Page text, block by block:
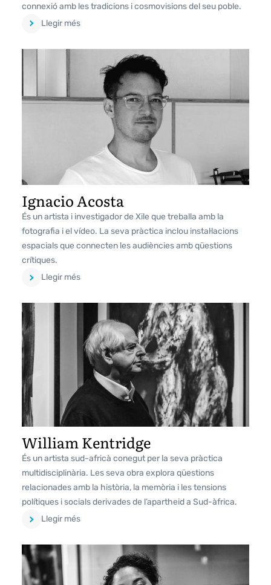
connexió amb les tradicions i cosmovisions del seu poble.
Llegir més
Ignacio Acosta
És un artista i investigador de Xile que treballa amb la
fotografia i el vídeo. La seva pràctica inclou instal·lacions
espacials que connecten les audiències amb qüestions
crítiques.
Llegir més
William Kentridge
És un artista sud-africà conegut per la seva pràctica
multidisciplinària. Les seva obra explora qüestions
relacionades amb la història, la memòria i les tensions
polítiques i socials derivades de l’apartheid a Sud-àfrica.
Llegir més